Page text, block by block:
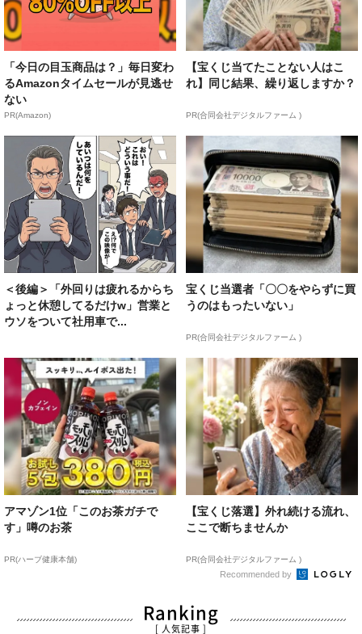
「今日の目玉商品は？」毎日変わ
るAmazonタイムセールが見逃せ
ない
PR(Amazon)
【宝くじ当てたことない人はこ
れ】同じ結果、繰り返しますか？
PR(合同会社デジタルファーム )
＜後編＞「外回りは疲れるからち
ょっと休憩してるだけw」営業と
ウソをついて社用車で...
宝くじ当選者「〇〇をやらずに買
うのはもったいない」
PR(合同会社デジタルファーム )
アマゾン1位「このお茶ガチで
す」噂のお茶
PR(ハーブ健康本舗)
【宝くじ落選】外れ続ける流れ、
ここで断ちませんか
PR(合同会社デジタルファーム )
Recommended by
Ranking
[ 人気記事 ]